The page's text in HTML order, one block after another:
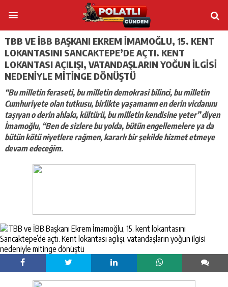
TBB VE İBB BAŞKANI EKREM İMAMOĞLU, 15. KENT
LOKANTASINI SANCAKTEPE’DE AÇTI. KENT
LOKANTASI AÇILIŞI, VATANDAŞLARIN YOĞUN ILGISI
NEDENIYLE MITINGE DÖNÜŞTÜ
“Bu milletin feraseti, bu milletin demokrasi bilinci, bu milletin
Cumhuriyete olan tutkusu, birlikte yaşamanın en derin vicdanını
taşıyan o derin ahlakı, kültürü, bu milletin kendisine yeter” diyen
İmamoğlu, “Ben de sizlere bu yolda, bütün engellemelere ya da
bütün kötü niyetlere rağmen, kararlı bir şekilde hizmet etmeye
devam edeceğim.